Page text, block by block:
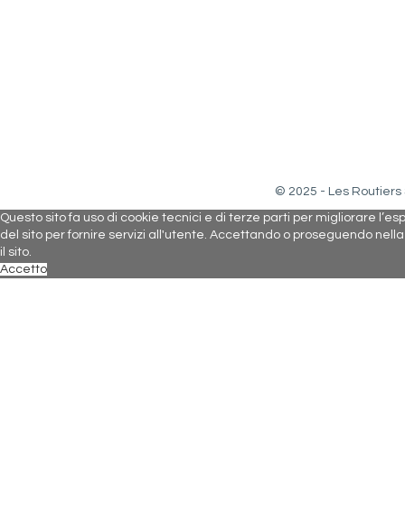
© 2025 - Les Routiers
Questo sito fa uso di cookie tecnici e di terze parti per migliorare
del sito per fornire servizi all'utente. Accettando o proseguendo
il sito.
Accetto